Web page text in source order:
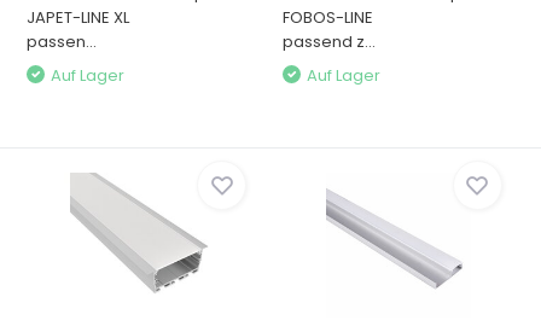
JAPET-LINE XL
passen...
Auf Lager
FOBOS-LINE
passend z...
Auf Lager